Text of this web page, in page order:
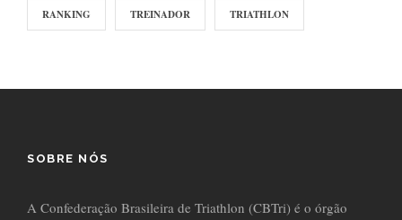
RANKING TREINADOR TRIATHLON
SOBRE NÓS
A Confederação Brasileira de Triathlon (CBTri) é o órgão